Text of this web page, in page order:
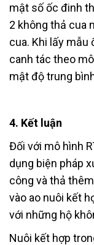
mật số ốc đinh
2 không thả cua
cua. Khi lấy mẫu
canh tác theo
mật độ trung
4. Kết luận
Đối với mô hình
dụng biện pháp
công và thả
vào ao nuôi kết
với những hộ
Nuôi kết hợp